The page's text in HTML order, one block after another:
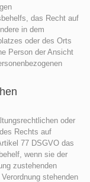
das Recht auf
in dem
oder des Orts
Person der Ansicht
oder
Rechts auf
77 DSGVO das
wenn sie der
zustehenden
stehenden